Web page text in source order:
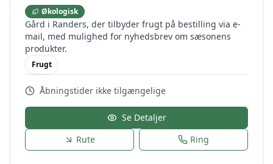
Økologisk
Gård i Randers, der tilbyder frugt på bestilling via e-
mail, med mulighed for nyhedsbrev om sæsonens
produkter.
Frugt
Åbningstider ikke tilgængelige
Se Detaljer
Rute
Ring